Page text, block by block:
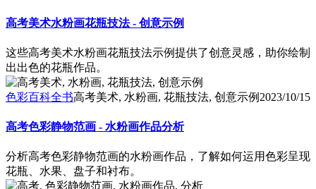
高考美术水粉画花瓶技法 - 创意示例
这些高考美术水粉画花瓶技法示例提供了创意灵感，助你绘制
出出色的花瓶作品。
色彩百科全书高考美术, 水粉画, 花瓶技法, 创意示例 2023/10/15
高考色彩静物范画 - 水粉画作品分析
分析高考色彩静物范画的水粉画作品，了解如何运用色彩呈现
花瓶、水果、盘子和衬布。